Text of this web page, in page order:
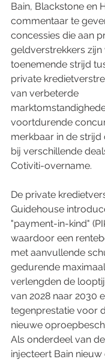
Bain, Blackstone en
commentaar te
concessies die aan
geldverstrekkers
toenemende strijd
private
van verbeterde
voortdurende
merkbaar in de strijd
bij verschillende
Cotiviti-overname.
De private
Guidehouse
"payment-in-kind"
waardoor een
met aanvullende
gedurende
verlengden de
van 2028 naar 2030
tegenprestatie voor
nieuwe
Als onderdeel van
injecteert Bain